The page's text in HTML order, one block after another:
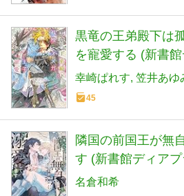
黒竜の王弟殿下は
を寵愛する (新書
626)
幸崎ぱれす 笠井あゆ
45
隣国の前国王が無
す (新書館ディア
名倉和希